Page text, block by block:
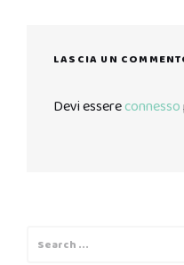
LASCIA UN
Devi essereconnesso
for: